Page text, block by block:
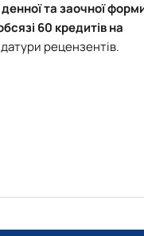
та заочної
60 кредитів на
рецензентів.